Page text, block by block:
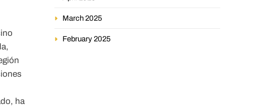
ha
March 2025
February 2025